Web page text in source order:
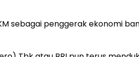
sebagai penggerak ekonomi